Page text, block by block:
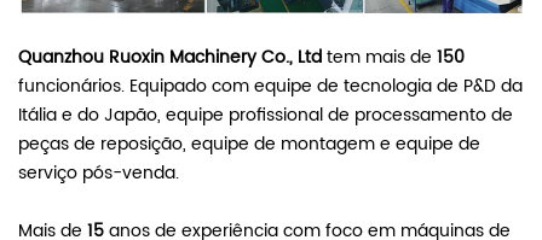
Quanzhou Ruoxin Machinery Co., Ltdtem mais de 150
funcionários. Equipado com equipe de tecnologia de P&D da
Itália e do Japão, equipe profissional de processamento de
peças de reposição, equipe de montagem e equipe de
serviço pós-venda.
Mais de 15anos de experiência com foco em máquinas de